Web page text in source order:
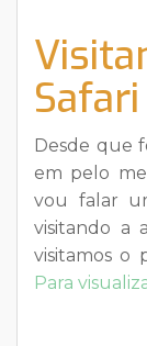
Desde que
em pelo
vou falar
visitando a
visitamos o
Para